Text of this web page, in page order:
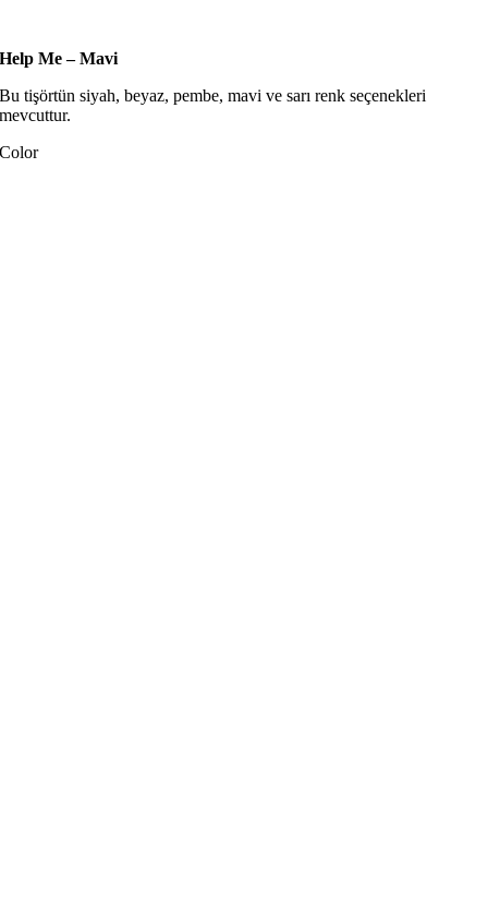
Help Me – Mavi
Bu tişörtün siyah, beyaz, pembe, mavi ve sarı renk seçenekleri
mevcuttur.
Color